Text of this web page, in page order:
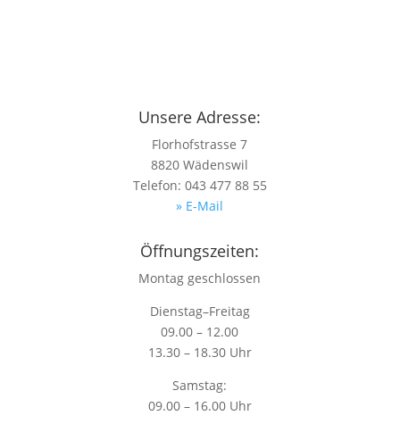
Unsere Adresse:
Florhofstrasse 7
8820 Wädenswil
Telefon: 043 477 88 55
» E-Mail
Öffnungszeiten:
Montag geschlossen
Dienstag–Freitag
09.00 – 12.00
13.30 – 18.30 Uhr
Samstag:
09.00 – 16.00 Uhr